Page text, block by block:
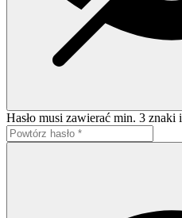
Hasło musi zawierać min. 3